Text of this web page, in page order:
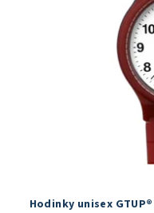
Hodinky unisex